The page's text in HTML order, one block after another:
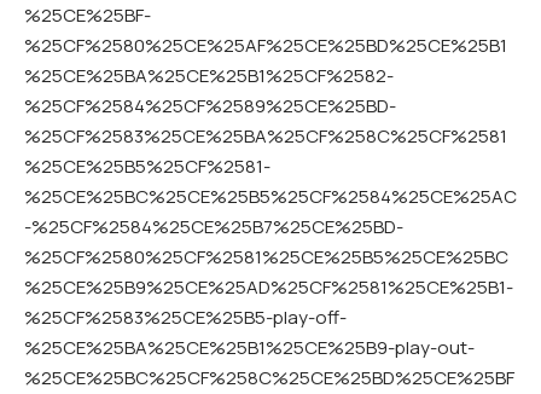
%25CE%25BF-
%25CF%2580%25CE%25AF%25CE%25BD%25CE%25B1
%25CE%25BA%25CE%25B1%25CF%2582-
%25CF%2584%25CF%2589%25CE%25BD-
%25CF%2583%25CE%25BA%25CF%258C%25CF%2581
%25CE%25B5%25CF%2581-
%25CE%25BC%25CE%25B5%25CF%2584%25CE%25AC
-%25CF%2584%25CE%25B7%25CE%25BD-
%25CF%2580%25CF%2581%25CE%25B5%25CE%25BC
%25CE%25B9%25CE%25AD%25CF%2581%25CE%25B1-
%25CF%2583%25CE%25B5-play-off-
%25CE%25BA%25CE%25B1%25CE%25B9-play-out-
%25CE%25BC%25CF%258C%25CE%25BD%25CE%25BF